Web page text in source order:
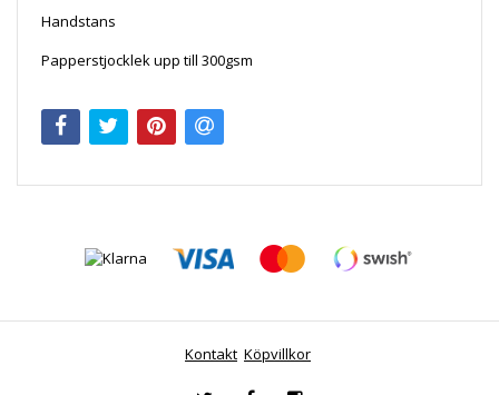
Handstans
Papperstjocklek upp till 300gsm
Kontakt Köpvillkor